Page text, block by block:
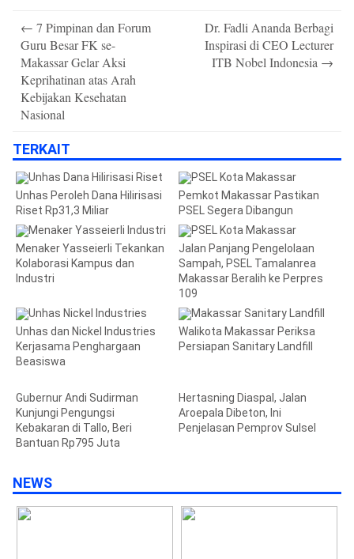
navigation
← 7 Pimpinan dan Forum
Guru Besar FK se-
Makassar Gelar Aksi
Keprihatinan atas Arah
Kebijakan Kesehatan
Nasional
Dr. Fadli Ananda Berbagi
Inspirasi di CEO Lecturer
ITB Nobel Indonesia →
TERKAIT
Unhas Peroleh Dana Hilirisasi
Riset Rp31,3 Miliar
Pemkot Makassar Pastikan
PSEL Segera Dibangun
Menaker Yasseierli Tekankan
Kolaborasi Kampus dan
Industri
Jalan Panjang Pengelolaan
Sampah, PSEL Tamalanrea
Makassar Beralih ke Perpres
109
Unhas dan Nickel Industries
Kerjasama Penghargaan
Beasiswa
Walikota Makassar Periksa
Persiapan Sanitary Landfill
Gubernur Andi Sudirman
Kunjungi Pengungsi
Kebakaran di Tallo, Beri
Bantuan Rp795 Juta
Hertasning Diaspal, Jalan
Aroepala Dibeton, Ini
Penjelasan Pemprov Sulsel
NEWS